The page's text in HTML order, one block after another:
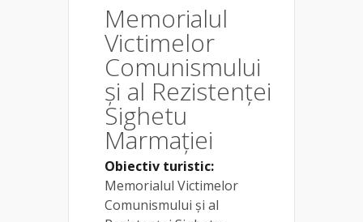
Memorialul
Victimelor
Comunismului
și al Rezistenței
Sighetu
Marmației
Obiectiv turistic:
Memorialul Victimelor
Comunismului și al